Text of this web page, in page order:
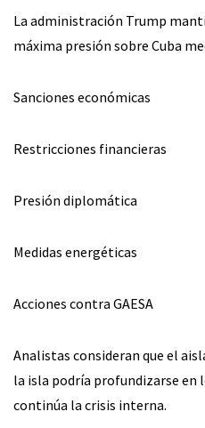
La administración Trump
máxima presión sobre Cuba
Sanciones económicas
Restricciones financieras
Presión diplomática
Medidas energéticas
Acciones contra GAESA
Analistas consideran que el
la isla podría profundizarse en
continúa la crisis interna.